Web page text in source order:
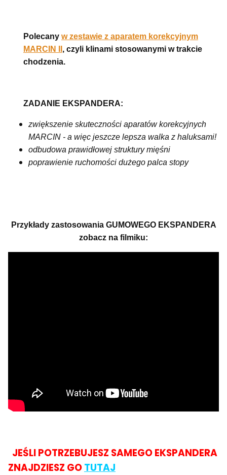
Polecany w zestawie z aparatem korekcyjnym
MARCIN II , czyli klinami stosowanymi w trakcie
chodzenia.
ZADANIE EKSPANDERA:
zwiększenie skuteczności aparatów korekcyjnych
MARCIN - a więc jeszcze lepsza walka z haluksami!
odbudowa prawidłowej struktury mięśni
poprawienie ruchomości dużego palca stopy
Przykłady zastosowania GUMOWEGO EKSPANDERA
zobacz na filmiku:
JEŚLI POTRZEBUJESZ SAMEGO EKSPANDERA
ZNAJDZIESZ GOTUTAJ